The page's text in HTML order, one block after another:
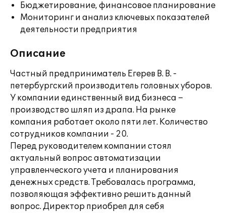
Бюджетирование, финансовое планирование
Мониторинг и анализ ключевых показателей
деятельности предприятия
Описание
Частный предприниматель Егерев В. В. -
петербургский производитель головных уборов.
У компании единственный вид бизнеса –
производство шляп из драпа. На рынке
компания работает около пяти лет. Количество
сотрудников компании - 20.
Перед руководителем компании стоял
актуальный вопрос автоматизации
управленческого учета и планирования
денежных средств. Требовалась программа,
позволяющая эффективно решить данный
вопрос. Директор приобрел для себя